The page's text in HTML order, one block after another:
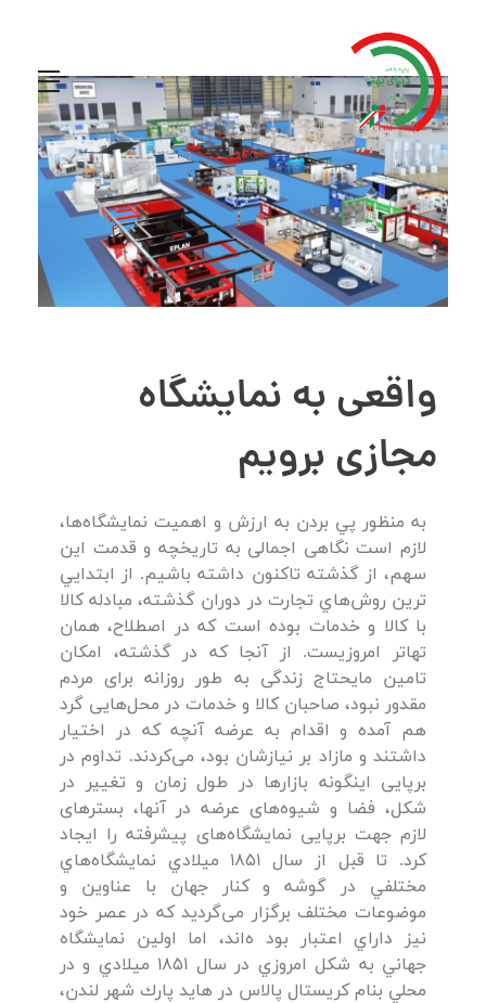
واقعی به نمایشگاه
مجازی برویم
به منظور پي بردن به ارزش و اهميت نمايشگاه‌ها،
لازم است نگاهی اجمالی به تاریخچه و قدمت این
سهم، از گذشته تاکنون داشته باشیم. از ابتدايي
ترين روش‌هاي تجارت در دوران گذشته، مبادله كالا
با كالا و خدمات بوده است كه در اصطلاح، همان
تهاتر امروزيست. از آنجا که در گذشته، امکان
تامین مایحتاج زندگی به طور روزانه برای مردم
مقدور نبود، صاحبان کالا و خدمات در محل‌هایی گرد
هم آمده و اقدام به عرضه آنچه که در اختیار
داشتند و مازاد بر نیازشان بود، می‌کردند. تداوم در
برپایی اینگونه بازارها در طول زمان و تغییر در
شکل، فضا و شیوه‌های عرضه در آنها، بسترهای
لازم جهت برپایی نمایشگاه‌های پیشرفته را ایجاد
کرد. تا قبل از سال 1851 ميلادي نمايشگاه‌هاي
مختلفي در گوشه و كنار جهان با عناوين و
موضوعات مختلف برگزار می‌گرديد كه در عصر خود
نيز داراي اعتبار بود ه‌اند، اما اولين نمايشگاه
جهاني به شكل امروزي در سال 1851 ميلادي و در
محلي بنام كريستال پالاس در هايد پارك شهر لندن،